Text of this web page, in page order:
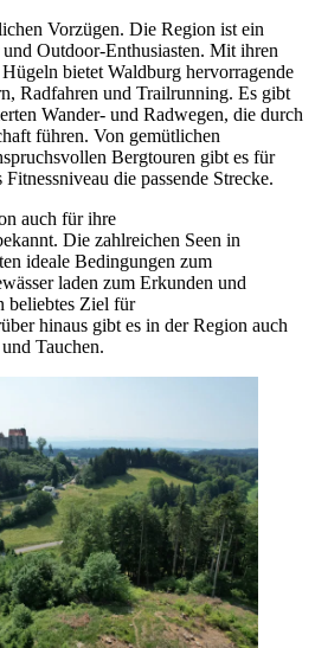
Vorzügen. Die Region ist ein
Outdoor-Enthusiasten. Mit ihren
bietet Waldburg hervorragende
Radfahren und Trailrunning. Es gibt
Wander- und Radwegen, die durch
führen. Von gemütlichen
Bergtouren gibt es für
die passende Strecke.
auch für ihre
Die zahlreichen Seen in
ideale Bedingungen zum
laden zum Erkunden und
beliebtes Ziel für
hinaus gibt es in der Region auch
Tauchen.